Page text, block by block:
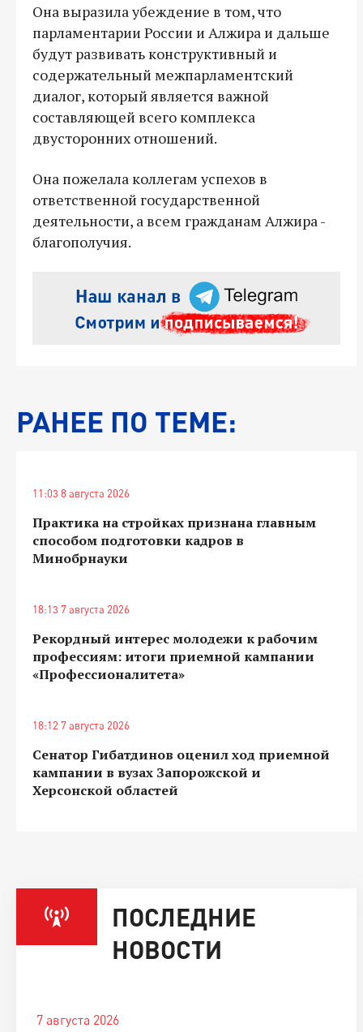
Она выразила убеждение в том, что
парламентарии России и Алжира и дальше
будут развивать конструктивный и
содержательный межпарламентский
диалог, который является важной
составляющей всего комплекса
двусторонних отношений.
Она пожелала коллегам успехов в
ответственной государственной
деятельности, а всем гражданам Алжира -
благополучия.
РАНЕЕ ПО ТЕМЕ:
11:03 8 августа 2026
Практика на стройках признана главным
способом подготовки кадров в
Минобрнауки
18:13 7 августа 2026
Рекордный интерес молодежи к рабочим
профессиям: итоги приемной кампании
«Профессионалитета»
18:12 7 августа 2026
Сенатор Гибатдинов оценил ход приемной
кампании в вузах Запорожской и
Херсонской областей
ПОСЛЕДНИЕ
НОВОСТИ
7 августа 2026